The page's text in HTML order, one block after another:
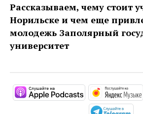
Рассказываем, чему стоит
Норильске и чем еще
молодежь Заполярный
университет
https://